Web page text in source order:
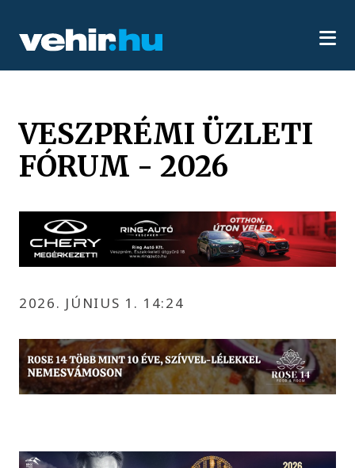
VESZPRÉMI ÜZLETI
FÓRUM - 2026
2026. JÚNIUS 1. 14:24